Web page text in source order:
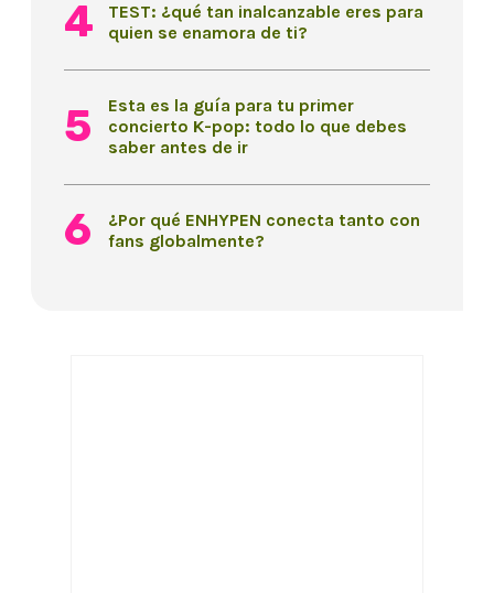
TEST: ¿qué tan inalcanzable eres para
quien se enamora de ti?
Esta es la guía para tu primer
concierto K-pop: todo lo que debes
saber antes de ir
¿Por qué ENHYPEN conecta tanto con
fans globalmente?